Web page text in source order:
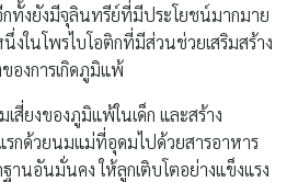
กทั้งยังมีจุลินทรีย์ที่มีประโยชน์มากมาย
งในโพรไบโอติกที่มีส่วนช่วยเสริมสร้าง
องการเกิดภูมิแพ้
สี่ยงของภูมิแพ้ในเด็ก และสร้าง
กด้วยนมแม่ที่อุดมไปด้วยสารอาหาร
านอันมั่นคง ให้ลูกเติบโตอย่างแข็งแรง